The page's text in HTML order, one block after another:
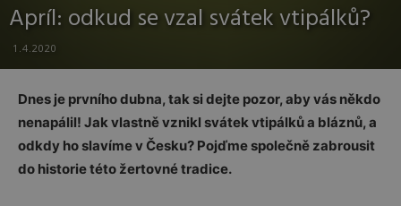
Apríl: odkud se vzal svátek vtipálků?
1.4.2020
Dnes je prvního dubna, tak si dejte pozor, aby vás někdo
nenapálil! Jak vlastně vznikl svátek vtipálků a bláznů, a
odkdy ho slavíme v Česku? Pojďme společně zabrousit
do historie této žertovné tradice.